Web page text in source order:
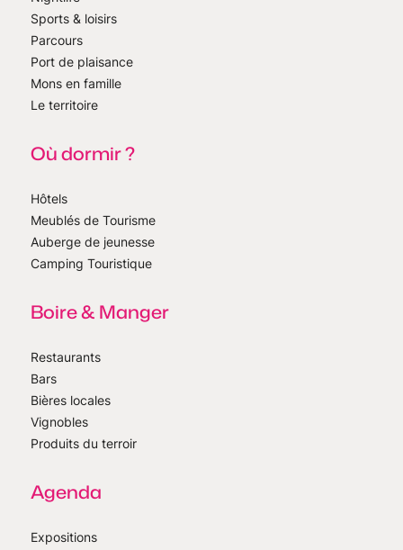
Sports & loisirs
Parcours
Port de plaisance
Mons en famille
Le territoire
Où dormir ?
Hôtels
Meublés de Tourisme
Auberge de jeunesse
Camping Touristique
Boire & Manger
Restaurants
Bars
Bières locales
Vignobles
Produits du terroir
Agenda
Expositions